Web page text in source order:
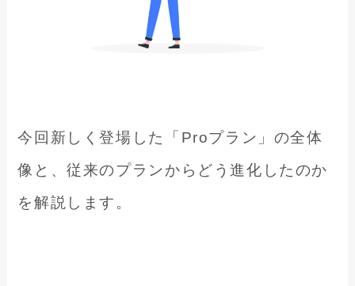
今回新しく登場した「Proプラン」の全体
像と、従来のプランからどう進化したのか
を解説します。